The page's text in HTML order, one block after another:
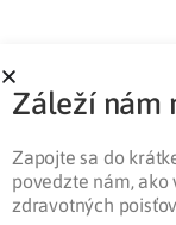
Partnerská zóna
Záleží nám
Zapojte sa do
povedzte nám,
zdravotných